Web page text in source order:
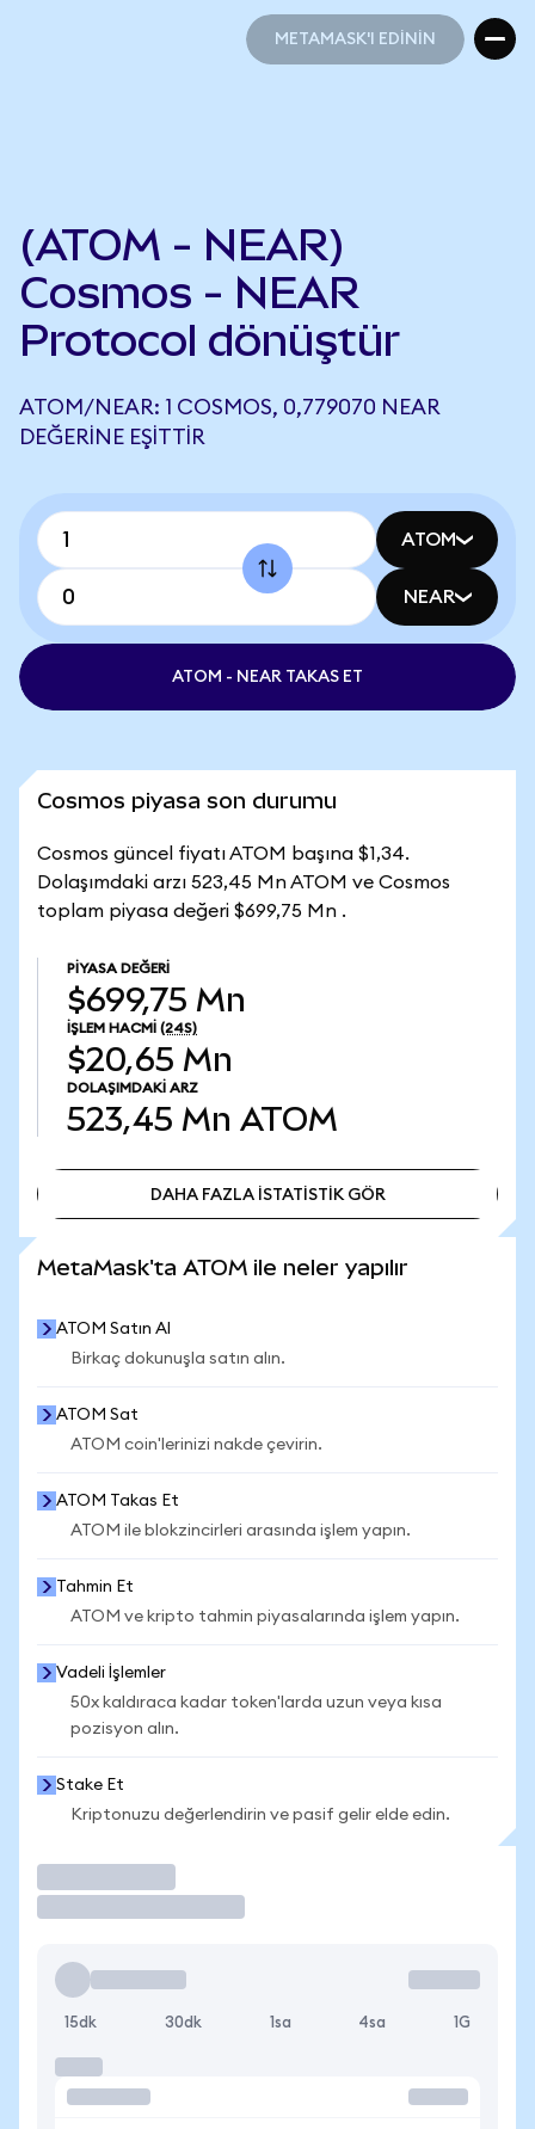
METAMASK'I EDİNİN
(ATOM - NEAR)
Cosmos - NEAR
Protocol dönüştür
ATOM/NEAR: 1 COSMOS, 0,779070 NEAR
DEĞERINE EŞITTIR
ATOM
NEAR
ATOM - NEAR TAKAS ET
Cosmos piyasa son durumu
Cosmos güncel fiyatı ATOM başına $1,34.
Dolaşımdaki arzı 523,45 Mn ATOM ve Cosmos
toplam piyasa değeri $699,75 Mn .
PIYASA DEĞERI
$699,75 Mn
İŞLEM HACMI (24S)
$20,65 Mn
DOLAŞIMDAKI ARZ
523,45 Mn ATOM
DAHA FAZLA İSTATİSTİK GÖR
MetaMask'ta ATOM ile neler yapılır
ATOM Satın Al
Birkaç dokunuşla satın alın.
ATOM Sat
ATOM coin'lerinizi nakde çevirin.
ATOM Takas Et
ATOM ile blokzincirleri arasında işlem yapın.
Tahmin Et
ATOM ve kripto tahmin piyasalarında işlem yapın.
Vadeli İşlemler
50x kaldıraca kadar token'larda uzun veya kısa
pozisyon alın.
Stake Et
Kriptonuzu değerlendirin ve pasif gelir elde edin.
15dk 30dk 1sa 4sa 1G